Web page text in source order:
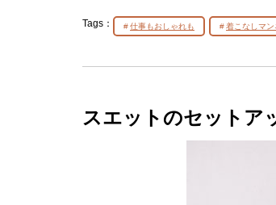
Tags： 仕事もおしゃれも 着こなしマン
スエットのセットア